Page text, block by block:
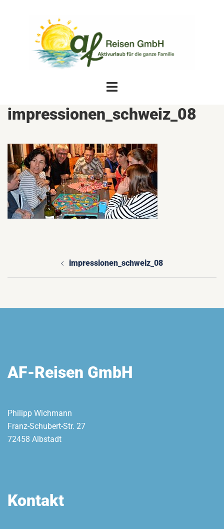
Menü
impressionen_schweiz_08
Beitragsnavigation
impressionen_schweiz_08
AF-Reisen GmbH
Philipp Wichmann
Franz-Schubert-Str. 27
72458 Albstadt
Kontakt